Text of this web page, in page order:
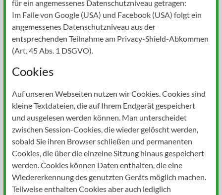
für ein angemessenes Datenschutzniveau getragen:
Im Falle von Google (USA) und Facebook (USA) folgt ein
angemessenes Datenschutzniveau aus der
entsprechenden Teilnahme am Privacy-Shield-Abkommen
(Art. 45 Abs. 1 DSGVO).
Cookies
Auf unseren Webseiten nutzen wir Cookies. Cookies sind
kleine Textdateien, die auf Ihrem Endgerät gespeichert
und ausgelesen werden können. Man unterscheidet
zwischen Session-Cookies, die wieder gelöscht werden,
sobald Sie ihren Browser schließen und permanenten
Cookies, die über die einzelne Sitzung hinaus gespeichert
werden. Cookies können Daten enthalten, die eine
Wiedererkennung des genutzten Geräts möglich machen.
Teilweise enthalten Cookies aber auch lediglich